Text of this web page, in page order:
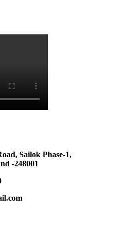
Sailok Phase-1,
-248001